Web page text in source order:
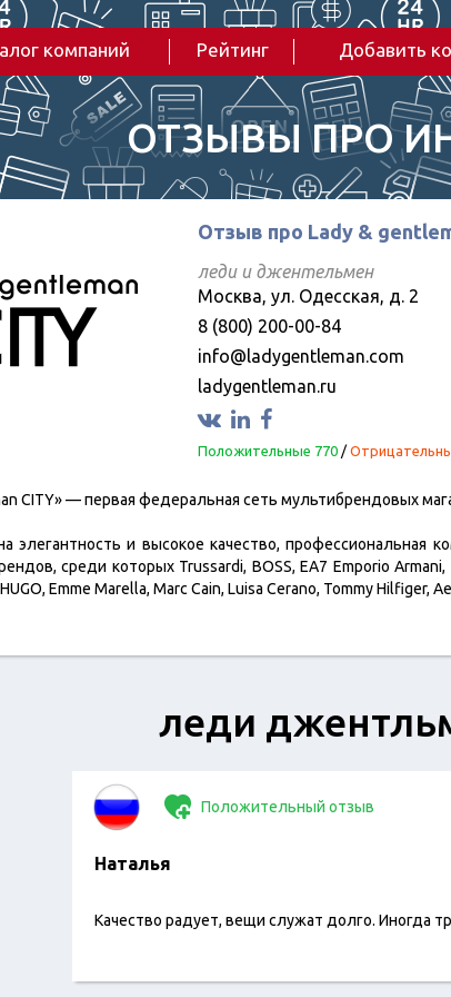
компаний Рейтинг Добавить
ОТЗЫВЫ ПРО
Отзыв про Lady &
леди и джентельмен
Москва, ул. Одесская, д. 2
8 (800) 200-00-84
info@ladygentleman.com
ladygentleman.ru
Положительные 770/
CITY» — первая федеральная сеть мультибрендовых
элегантность и высокое качество,
среди которых Trussardi, BOSS, ЕА7 Emporio
Emme Marella, Marc Cain, Luisa Cerano, Tommy Hilfiger,
леди
Положительный отзыв
Наталья
Качество радует, вещи служат долго. Иногда